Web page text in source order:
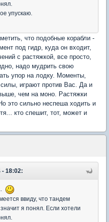
упускаю.
что подобные корабли -
под гидр, куда он входит,
с растяжкой, все просто,
надо мудрить свою
упор на лодку. Моменты,
играют против Вас. Да и
чем на моно. Растяжки
это сильно неспеша ходить и
кто спешит, тот, может и
- 18:02:
ввиду, что тандем
я понял. Если хотели